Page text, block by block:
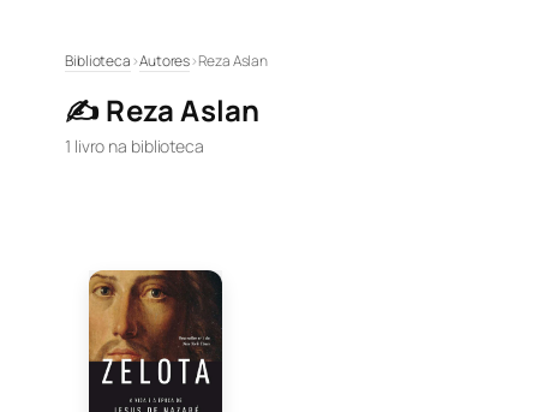
conteúdo
Biblioteca›Autores›Reza Aslan
✍️ Reza Aslan
1 livro na biblioteca